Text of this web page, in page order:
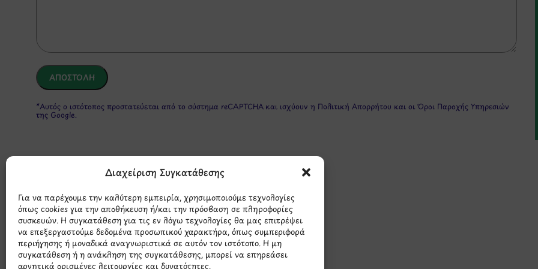
Διαχείριση Συγκατάθεσης
Για να παρέχουμε την καλύτερη εμπειρία, χρησιμοποιούμε τεχνολογίες
όπως cookies για την αποθήκευση ή/και την πρόσβαση σε πληροφορίες
συσκευών. Η συγκατάθεση για τις εν λόγω τεχνολογίες θα μας επιτρέψει
να επεξεργαστούμε δεδομένα προσωπικού χαρακτήρα, όπως συμπεριφορά
περιήγησης ή μοναδικά αναγνωριστικά σε αυτόν τον ιστότοπο. Η μη
συγκατάθεση ή η ανάκληση της συγκατάθεσης, μπορεί να επηρεάσει
αρνητικά ορισμένες λειτουργίες και δυνατότητες.
*Αυτός ο ιστότοπος προστατεύεται από το σύστημα reCAPTCHA και ισχύουν η Πολιτική Απορρήτου και οιΌροι Παροχής Υπηρεσιών
της Google.
Μάθετε πρώτοι τα νέα και τις